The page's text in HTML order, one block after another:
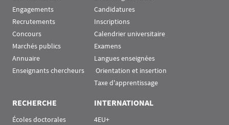
Engagements
Recrutements
Concours
Marchés publics
Annuaire
Enseignants chercheurs
Candidatures
Inscriptions
Calendrier universitaire
Examens
Langues enseignées
Orientation et insertion
Taxe d'apprentissage
RECHERCHE
Écoles doctorales
INTERNATIONAL
4EU+